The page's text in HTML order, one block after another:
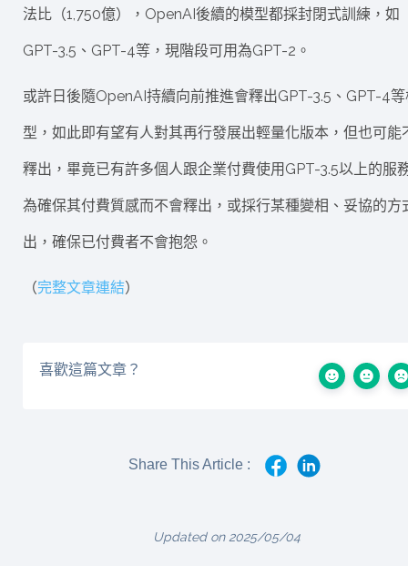
法比（1,750億），OpenAI後續的模型都採封閉式訓練，如
GPT-3.5、GPT-4等，現階段可用為GPT-2。
或許日後隨OpenAI持續向前推進會釋出GPT-3.5、GPT-4
型，如此即有望有人對其再行發展出輕量化版本，但也可能
釋出，畢竟已有許多個人跟企業付費使用GPT-3.5以上的服
為確保其付費質感而不會釋出，或採行某種變相、妥協的方
出，確保已付費者不會抱怨。
（完整文章連結）
喜歡這篇文章？
Share This Article :
Updated on 2025/05/04